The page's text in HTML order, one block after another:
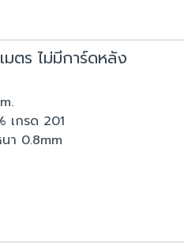
มตร ไม่มีการ์ดหลัง
เกรด 201
า 0.8mm